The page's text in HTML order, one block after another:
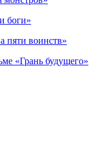
боги»
пяти воинств»
«Грань будущего»